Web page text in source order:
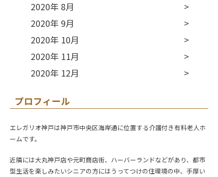
2020年 8月
2020年 9月
2020年 10月
2020年 11月
2020年 12月
プロフィール
エレガリオ神戸は神戸市中央区海岸通に位置する介護付き有料老人ホ
ームです。
近隣には大丸神戸店や元町商店街、ハーバーランドなどがあり、都市
型生活を楽しみたいシニアの方にはうってつけの住環境の中、手厚い